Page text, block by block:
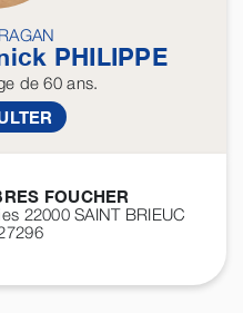
PHILIPPE
de 60 ans.
FOUCHER
22000SAINT BRIEUC